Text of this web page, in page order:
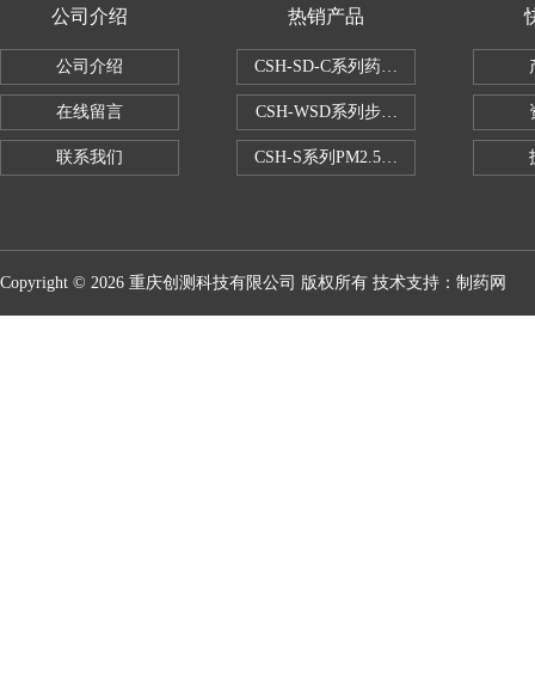
公司介绍
公司介绍
在线留言
联系我们
热销产品
CSH-SD-C系列药品稳定性试验箱（
CSH-WSD系列步入式药品稳定性试验
CSH-S系列PM2.5恒温恒湿试验室
Copyright © 2026 重庆创测科技有限公司 版权所有 技术支持： 制药网